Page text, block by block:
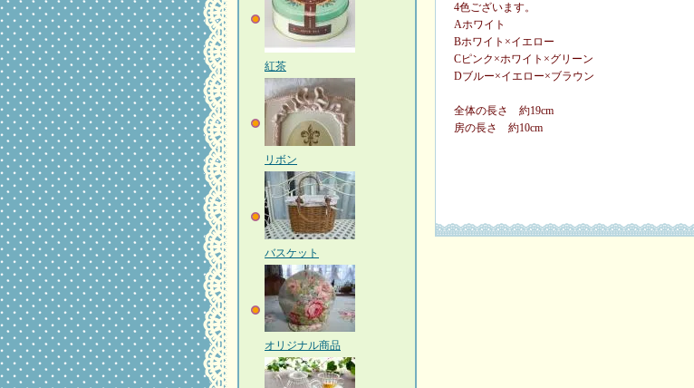
紅茶
リボン
バスケット
オリジナル商品
4色ございます。
Aホワイト
Bホワイト×イエロー
Cピンク×ホワイト×グリーン
Dブルー×イエロー×ブラウン
全体の長さ 約19cm
房の長さ 約10cm